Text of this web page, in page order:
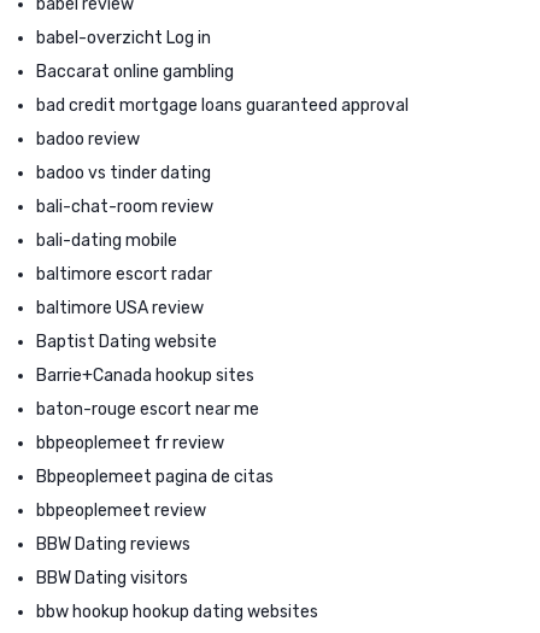
babel-overzicht Log in
Baccarat online gambling
bad credit mortgage loans guaranteed approval
badoo review
badoo vs tinder dating
bali-chat-room review
bali-dating mobile
baltimore escort radar
baltimore USA review
Baptist Dating website
Barrie+Canada hookup sites
baton-rouge escort near me
bbpeoplemeet fr review
Bbpeoplemeet pagina de citas
bbpeoplemeet review
BBW Dating reviews
BBW Dating visitors
bbw hookup hookup dating websites